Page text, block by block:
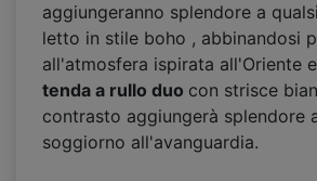
aggiungeranno splendore a
letto in stile boho , abbinandosi
all'atmosfera ispirata all'Oriente
tenda a rullo duo con strisce
contrasto aggiungerà splendore
soggiorno all'avanguardia.